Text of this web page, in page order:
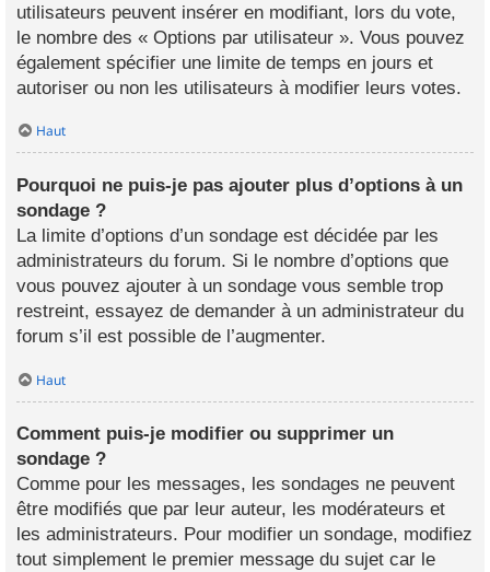
utilisateurs peuvent insérer en modifiant, lors du vote,
le nombre des « Options par utilisateur ». Vous pouvez
également spécifier une limite de temps en jours et
autoriser ou non les utilisateurs à modifier leurs votes.
Haut
Pourquoi ne puis-je pas ajouter plus d’options à un
sondage ?
La limite d’options d’un sondage est décidée par les
administrateurs du forum. Si le nombre d’options que
vous pouvez ajouter à un sondage vous semble trop
restreint, essayez de demander à un administrateur du
forum s’il est possible de l’augmenter.
Haut
Comment puis-je modifier ou supprimer un
sondage ?
Comme pour les messages, les sondages ne peuvent
être modifiés que par leur auteur, les modérateurs et
les administrateurs. Pour modifier un sondage, modifiez
tout simplement le premier message du sujet car le